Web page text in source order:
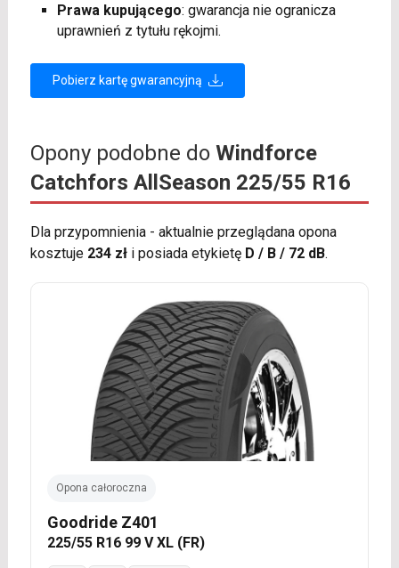
Prawa kupującego: gwarancja nie ogranicza
uprawnień z tytułu rękojmi.
Pobierz kartę gwarancyjną
Opony podobne do Windforce
Catchfors AllSeason 225/55 R16
Dla przypomnienia - aktualnie przeglądana opona
kosztuje 234 złi posiada etykietę D / B / 72 dB.
Opona całoroczna
Goodride Z401
225/55 R16 99 V XL (FR)